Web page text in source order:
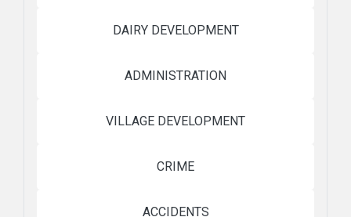
DAIRY DEVELOPMENT
ADMINISTRATION
VILLAGE DEVELOPMENT
CRIME
ACCIDENTS